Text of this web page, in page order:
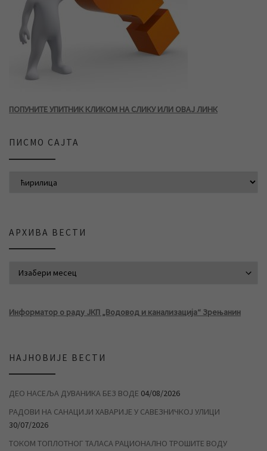
ПОПУНИТЕ УПИТНИК КЛИКОМ НА СЛИКУ ИЛИ ОВАЈ ЛИНК
ПИСМО САЈТА
АРХИВА ВЕСТИ
Информатор о раду ЈКП „Водовод и канализација“ Зрењанин
НАЈНОВИЈЕ ВЕСТИ
ДЕО НАСЕЉА ДУВАНИКА БЕЗ ВОДЕ 04/08/2026
РАДОВИ НА САНАЦИЈИ ХАВАРИЈЕ У САВЕЗНИЧКОЈ УЛИЦИ
30/07/2026
ТОКОМ ТОПЛОТНОГ ТАЛАСА РАЦИОНАЛНО ТРОШИТЕ ВОДУ